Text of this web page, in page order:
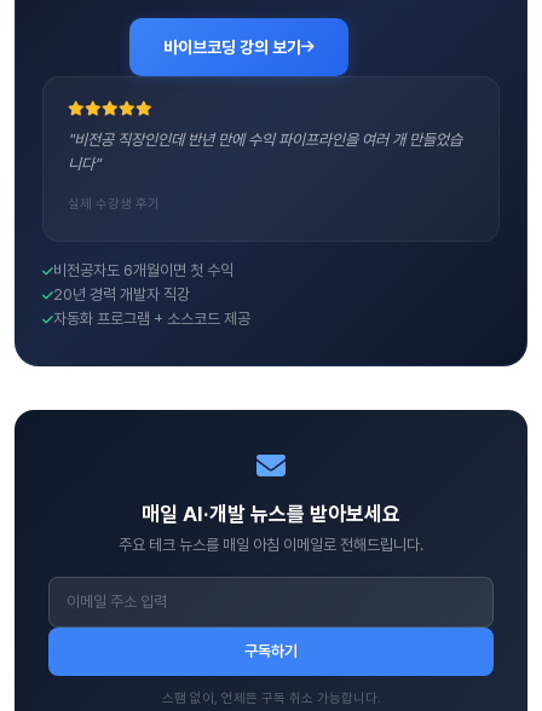
바이브코딩 강의 보기
"비전공 직장인인데 반년 만에 수익 파이프라인을 여러 개 만들었습
니다"
실제 수강생 후기
비전공자도 6개월이면 첫 수익
20년 경력 개발자 직강
자동화 프로그램 + 소스코드 제공
매일 AI·개발 뉴스를 받아보세요
주요 테크 뉴스를 매일 아침 이메일로 전해드립니다.
구독하기
스팸 없이, 언제든 구독 취소 가능합니다.